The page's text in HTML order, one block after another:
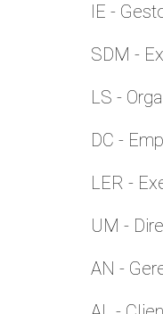
IE -
SDM -
LS -
DC -
LER -
UM -
AN -